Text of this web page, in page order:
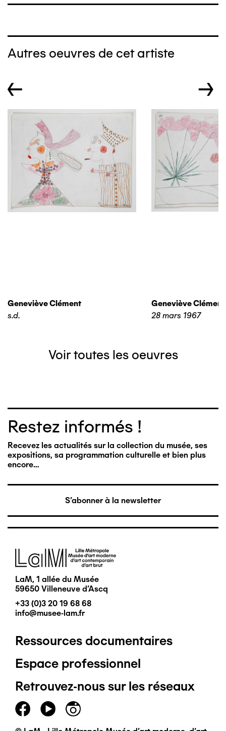
Autres oeuvres de cet artiste
← →
Geneviève Clément
s.d.
Geneviève Clément
28 mars 1967
Voir toutes les oeuvres
Restez informés !
Recevez les actualités sur la collection du musée, ses
expositions, sa programmation culturelle et bien plus
encore…
S'abonner à la newsletter
Image
LaM, 1 allée du Musée
59650 Villeneuve d'Ascq
+33 (0)3 20 19 68 68
info@musee-lam.fr
Pied
de
page
principal
Ressources documentaires
Espace professionnel
Retrouvez-nous sur les réseaux